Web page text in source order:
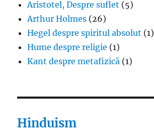
Aristotel, Despre suflet (5)
Arthur Holmes (26)
Hegel despre spiritul absolut (1)
Hume despre religie (1)
Kant despre metafizică (1)
Hinduism